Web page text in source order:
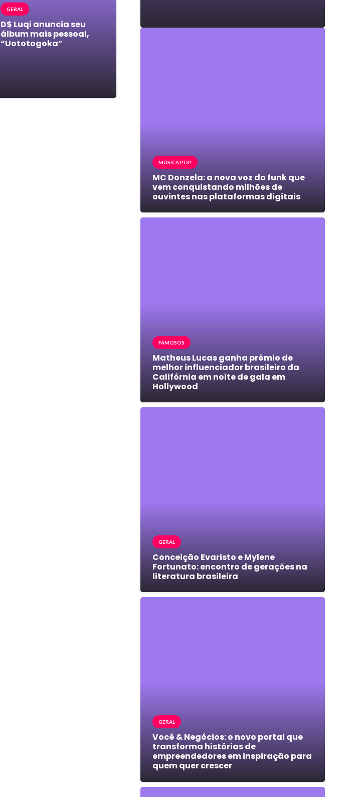
GERAL
D$ Luqi anuncia seu
álbum mais pessoal,
“Uototogoka”
MÚSICA POP
MC Donzela: a nova voz do funk que
vem conquistando milhões de
ouvintes nas plataformas digitais
FAMOSOS
Matheus Lucas ganha prêmio de
melhor influenciador brasileiro da
Califórnia em noite de gala em
Hollywood
GERAL
Conceição Evaristo e Mylene
Fortunato: encontro de gerações na
literatura brasileira
GERAL
Você & Negócios: o novo portal que
transforma histórias de
empreendedores em inspiração para
quem quer crescer